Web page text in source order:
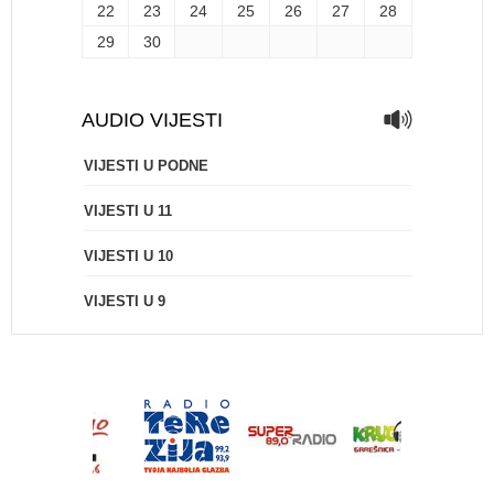
22
23 24 25 26 27
28
29
30
AUDIO VIJESTI
VIJESTI U PODNE
VIJESTI U 11
VIJESTI U 10
VIJESTI U 9